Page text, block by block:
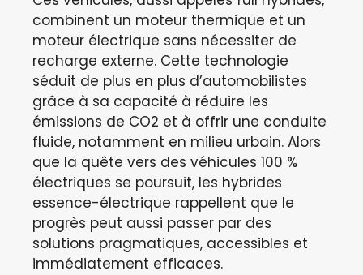
combinent un moteur thermique et un
moteur électrique sans nécessiter de
recharge externe. Cette technologie
séduit de plus en plus d’automobilistes
grâce à sa capacité à réduire les
émissions de CO2 et à offrir une conduite
fluide, notamment en milieu urbain. Alors
que la quête vers des véhicules 100 %
électriques se poursuit, les hybrides
essence-électrique rappellent que le
progrès peut aussi passer par des
solutions pragmatiques, accessibles et
immédiatement efficaces.